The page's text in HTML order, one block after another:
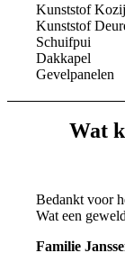
Kunststof
Kunststof
Schuifpui
Dakkapel
Gevelpanelen
Wat
Bedankt voor
Wat een
Familie